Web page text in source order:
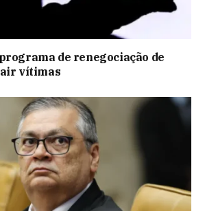
de renegociação de
vítimas